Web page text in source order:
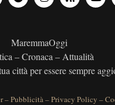
MaremmaOggi
– Cronaca – Attualità
città per essere sempre
–Pubblicità–Privacy Policy –